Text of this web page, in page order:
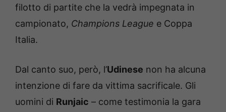
filotto di partite che la vedrà impegnata in
campionato, Champions League e Coppa
Italia.
Dal canto suo, però, l’Udinese non ha alcuna
intenzione di fare da vittima sacrificale. Gli
uomini di Runjaic – come testimonia la gara